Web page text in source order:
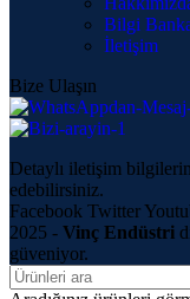
Bilgi
İletişim
Bize Ulaşın
Detaylı iletişim
edebilirsiniz.
Facebook Twitter
2025 - Vinç Endüstri
güveniyor.